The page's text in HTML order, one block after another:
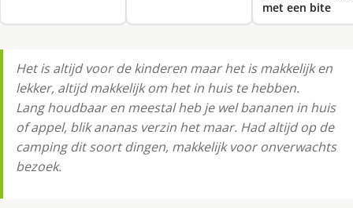
met een bite
Het is altijd voor de kinderen maar het is makkelijk en
lekker, altijd makkelijk om het in huis te hebben.
Lang houdbaar en meestal heb je wel bananen in huis
of appel, blik ananas verzin het maar. Had altijd op de
camping dit soort dingen, makkelijk voor onverwachts
bezoek.